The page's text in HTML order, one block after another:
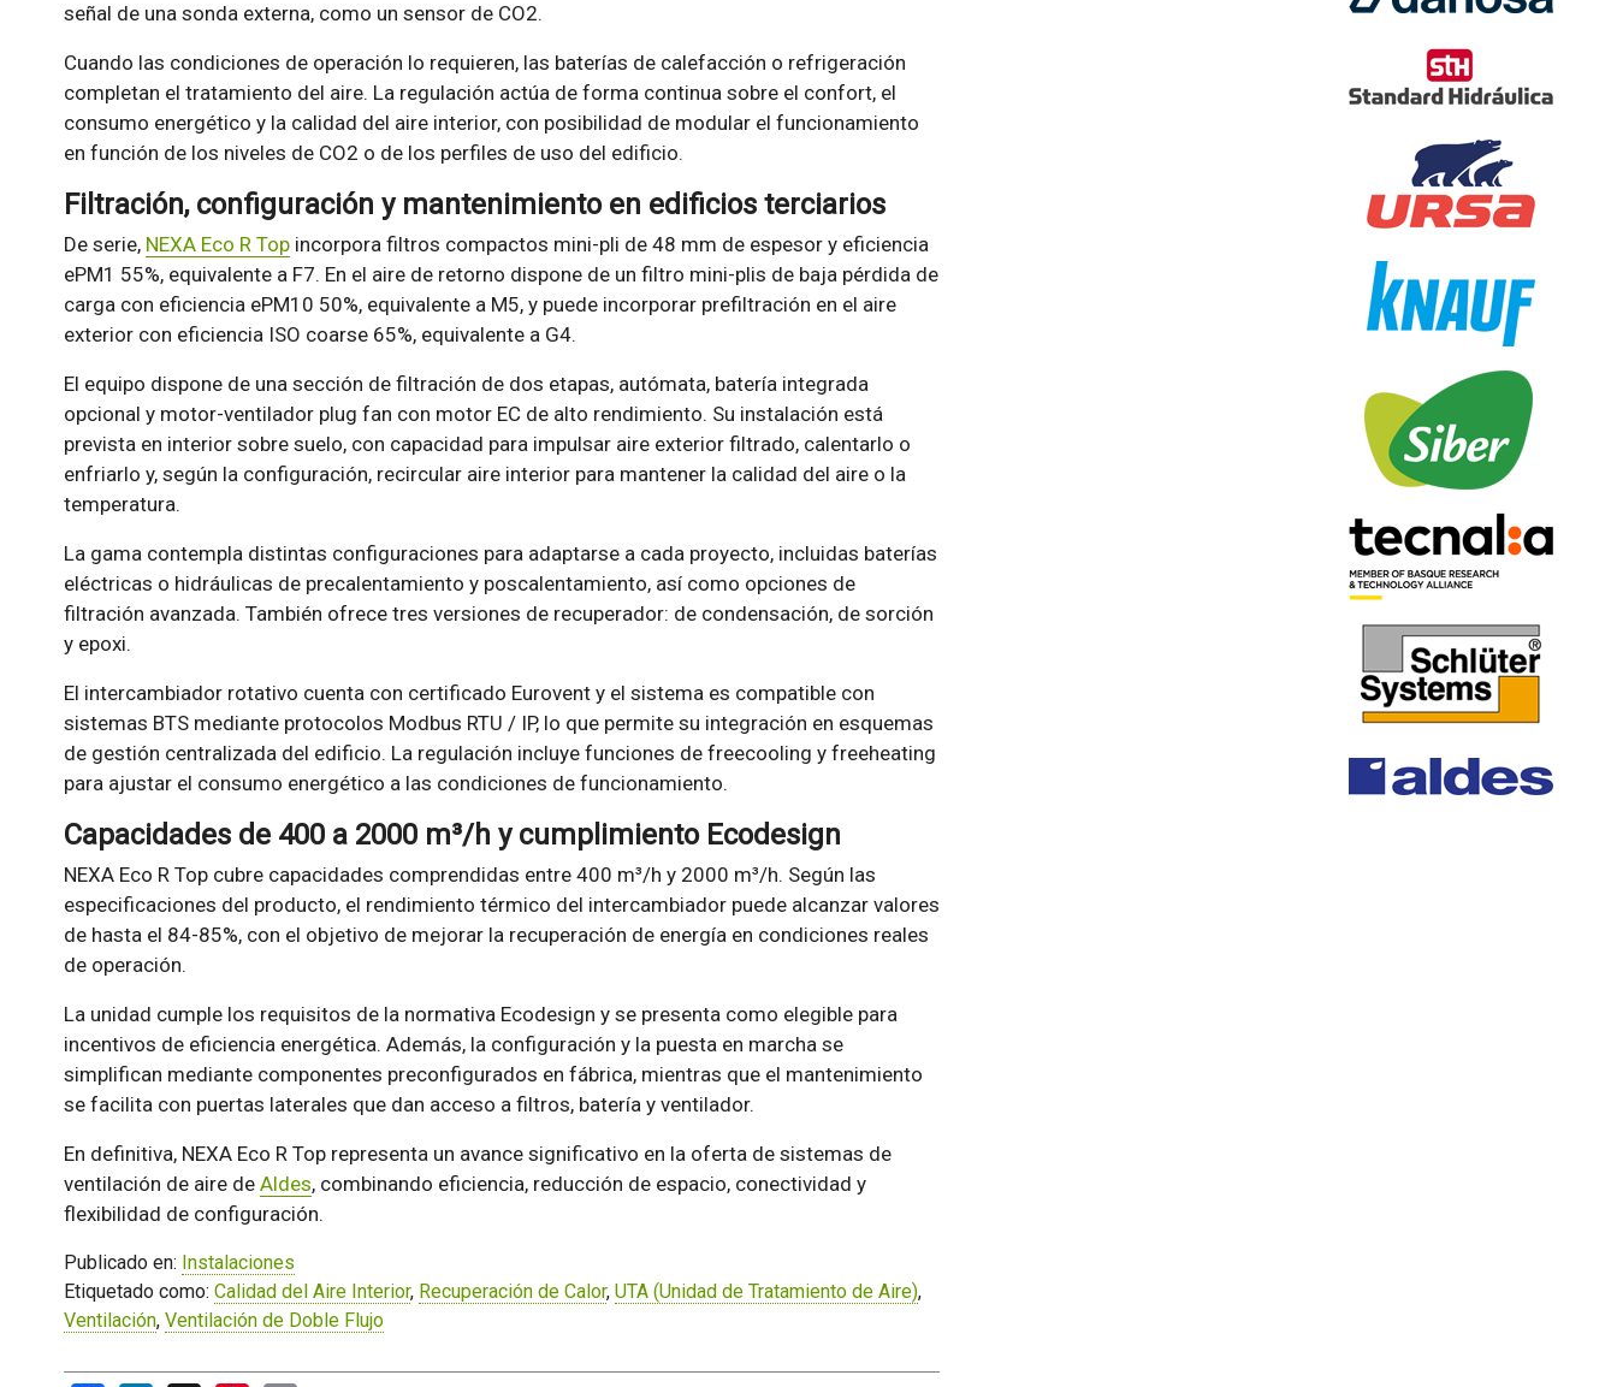
señal de una sonda externa, como un sensor de CO2.
Cuando las condiciones de operación lo requieren, las baterías de calefacción o refrigeración
completan el tratamiento del aire. La regulación actúa de forma continua sobre el confort, el
consumo energético y la calidad del aire interior, con posibilidad de modular el funcionamiento
en función de los niveles de CO2 o de los perfiles de uso del edificio.
Filtración, configuración y mantenimiento en edificios terciarios
De serie, NEXA Eco R Topincorpora filtros compactos mini-pli de 48 mm de espesor y eficiencia
ePM1 55%, equivalente a F7. En el aire de retorno dispone de un filtro mini-plis de baja pérdida de
carga con eficiencia ePM10 50%, equivalente a M5, y puede incorporar prefiltración en el aire
exterior con eficiencia ISO coarse 65%, equivalente a G4.
El equipo dispone de una sección de filtración de dos etapas, autómata, batería integrada
opcional y motor-ventilador plug fan con motor EC de alto rendimiento. Su instalación está
prevista en interior sobre suelo, con capacidad para impulsar aire exterior filtrado, calentarlo o
enfriarlo y, según la configuración, recircular aire interior para mantener la calidad del aire o la
temperatura.
La gama contempla distintas configuraciones para adaptarse a cada proyecto, incluidas baterías
eléctricas o hidráulicas de precalentamiento y poscalentamiento, así como opciones de
filtración avanzada. También ofrece tres versiones de recuperador: de condensación, de sorción
y epoxi.
El intercambiador rotativo cuenta con certificado Eurovent y el sistema es compatible con
sistemas BTS mediante protocolos Modbus RTU / IP, lo que permite su integración en esquemas
de gestión centralizada del edificio. La regulación incluye funciones de freecooling y freeheating
para ajustar el consumo energético a las condiciones de funcionamiento.
Capacidades de 400 a 2000 m³/h y cumplimiento Ecodesign
NEXA Eco R Top cubre capacidades comprendidas entre 400 m³/h y 2000 m³/h. Según las
especificaciones del producto, el rendimiento térmico del intercambiador puede alcanzar valores
de hasta el 84-85%, con el objetivo de mejorar la recuperación de energía en condiciones reales
de operación.
La unidad cumple los requisitos de la normativa Ecodesign y se presenta como elegible para
incentivos de eficiencia energética. Además, la configuración y la puesta en marcha se
simplifican mediante componentes preconfigurados en fábrica, mientras que el mantenimiento
se facilita con puertas laterales que dan acceso a filtros, batería y ventilador.
En definitiva, NEXA Eco R Top representa un avance significativo en la oferta de sistemas de
ventilación de aire de Aldes, combinando eficiencia, reducción de espacio, conectividad y
flexibilidad de configuración.
Publicado en: Instalaciones
Etiquetado como: Calidad del Aire Interior, Recuperación de Calor, UTA (Unidad de Tratamiento de Aire),
Ventilación, Ventilación de Doble Flujo